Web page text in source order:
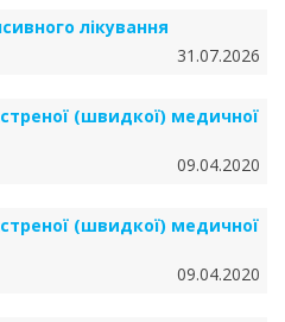
лікування
31.07.2026
(швидкої) медичної
09.04.2020
(швидкої) медичної
09.04.2020